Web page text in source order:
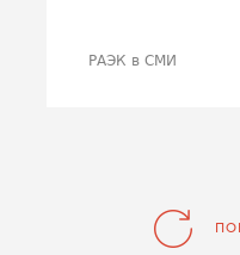
РАЭК в СМИ